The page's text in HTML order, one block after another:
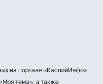
на портале «КаспийИнфо»,
тема», а также